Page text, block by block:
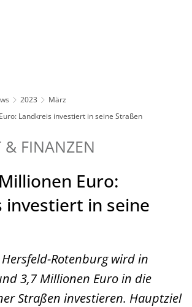
2023
März
Landkreis investiert in seine Straßen
& FINANZEN
Euro:
investiert in seine
Rotenburg wird in
3,7 Millionen Euro in die
Straßen investieren. Hauptziel